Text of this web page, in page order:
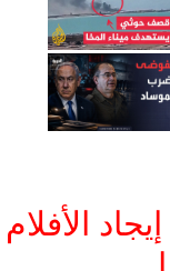
الأفلام